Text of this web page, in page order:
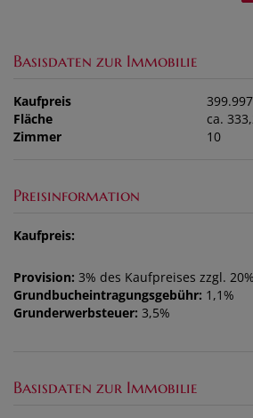
Basisdaten zur Immobilie
Kaufpreis
Fläche
ca.
Zimmer 10
Preisinformation
Kaufpreis:
Provision: 3% des Kaufpreises zzgl.
Grundbucheintragungsgebühr: 1,1%
Grunderwerbsteuer: 3,5%
Basisdaten zur Immobilie